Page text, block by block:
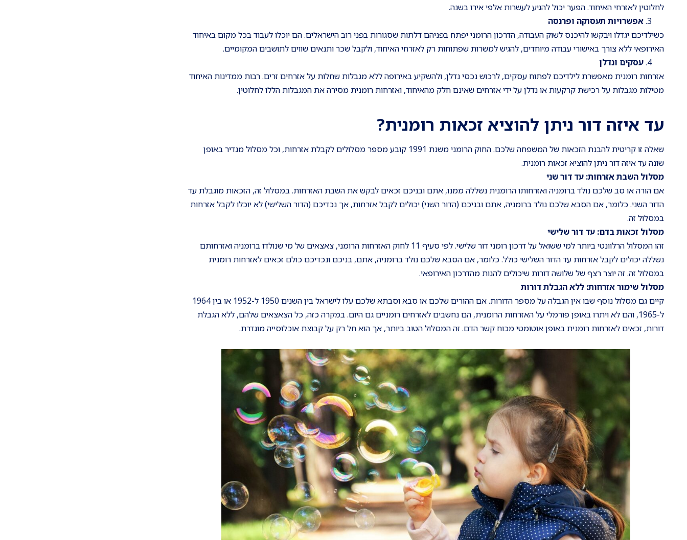
לחלוטין לאזרחי האיחוד. הפער יכול להגיע לעשרות אלפי אירו בשנה.
אפשרויות תעסוקה ופרנסה
כשילדיכם יגדלו ויבקשו להיכנס לשוק העבודה, הדרכון הרומני יפתח בפניהם דלתות שסגורות בפני רוב הישראלים. הם יוכלו לעבוד בכל מקום באיחוד
האירופאי ללא צורך באישורי עבודה מיוחדים, להגיש למשרות שפתוחות רק לאזרחי האיחוד, ולקבל שכר ותנאים שווים לתושבים המקומיים.
עסקים ונדלן
אזרחות רומנית מאפשרת לילדיכם לפתוח עסקים, לרכוש נכסי נדלן, ולהשקיע באירופה ללא מגבלות שחלות על אזרחים זרים. רבות ממדינות האיחוד
מטילות מגבלות על רכישת קרקעות או נדלן על ידי אזרחים שאינם חלק מהאיחוד, ואזרחות רומנית מסירה את המגבלות הללו לחלוטין.
עד איזה דור ניתן להוציא זכאות רומנית?
שאלה זו קריטית להבנת הזכאות של המשפחה שלכם. החוק הרומני משנת 1991 קובע מספר מסלולים לקבלת אזרחות, וכל מסלול מגדיר באופן
שונה עד איזה דור ניתן להוציא זכאות רומנית.
מסלול השבת אזרחות: עד דור שני
אם הורה או סב שלכם נולד ברומניה ואזרחותו הרומנית נשללה ממנו, אתם ובניכם זכאים לבקש את השבת האזרחות. במסלול זה, הזכאות מוגבלת עד
הדור השני. כלומר, אם הסבא שלכם נולד ברומניה, אתם ובניכם (הדור השני) יכולים לקבל אזרחות, אך נכדיכם (הדור השלישי) לא יוכלו לקבל אזרחות
במסלול זה.
מסלול זכאות בדם: עד דור שלישי
זהו המסלול הרלוונטי ביותר למי ששואל על דרכון רומני דור שלישי. לפי סעיף 11 לחוק האזרחות הרומני, צאצאים של מי שנולדו ברומניה ואזרחותם
נשללה יכולים לקבל אזרחות עד הדור השלישי כולל. כלומר, אם הסבא שלכם נולד ברומניה, אתם, בניכם ונכדיכם כולם זכאים לאזרחות רומנית
במסלול זה. זה יוצר רצף של שלושה דורות שיכולים להנות מהדרכון האירופאי.
מסלול שימור אזרחות: ללא הגבלת דורות
קיים גם מסלול נוסף שבו אין הגבלה על מספר הדורות. אם ההורים שלכם או סבא וסבתא שלכם עלו לישראל בין השנים 1950 ל-1952 או בין 1964
ל-1965, והם לא ויתרו באופן פורמלי על האזרחות הרומנית, הם נחשבים לאזרחים רומניים גם היום. במקרה כזה, כל הצאצאים שלהם, ללא הגבלת
דורות, זכאים לאזרחות רומנית באופן אוטומטי מכוח קשר הדם. זה המסלול הטוב ביותר, אך הוא חל רק על קבוצת אוכלוסייה מוגדרת.